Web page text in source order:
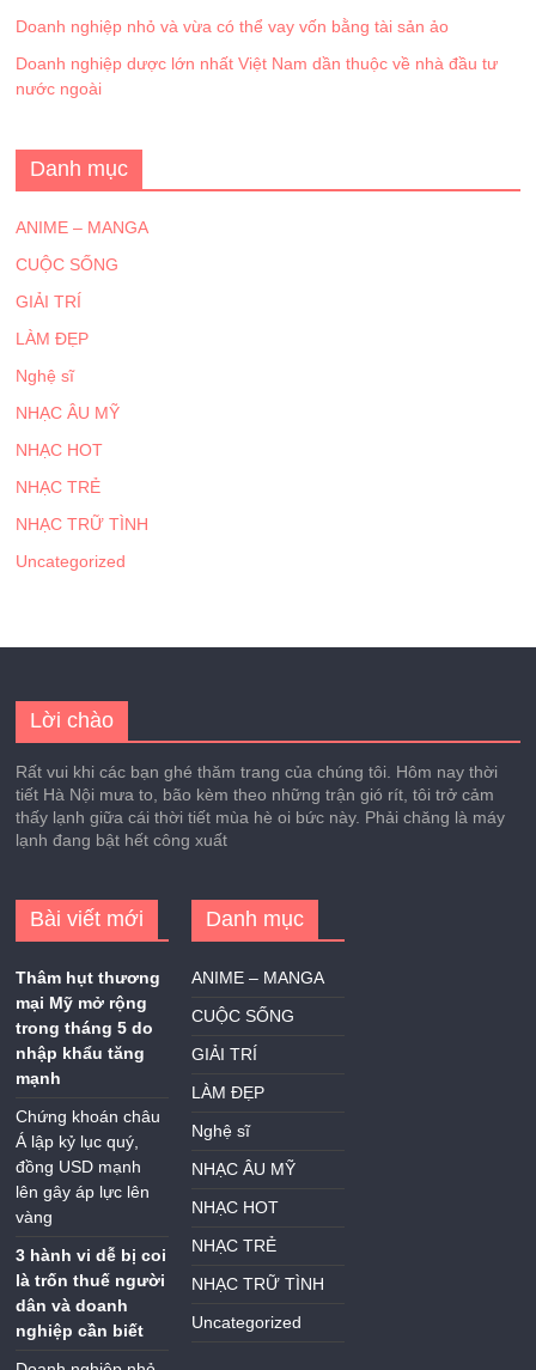
Doanh nghiệp nhỏ và vừa có thể vay vốn bằng tài sản ảo
Doanh nghiệp dược lớn nhất Việt Nam dần thuộc về nhà đầu tư
nước ngoài
Danh mục
ANIME – MANGA
CUỘC SỐNG
GIẢI TRÍ
LÀM ĐẸP
Nghệ sĩ
NHẠC ÂU MỸ
NHẠC HOT
NHẠC TRẺ
NHẠC TRỮ TÌNH
Uncategorized
Lời chào
Rất vui khi các bạn ghé thăm trang của chúng tôi. Hôm nay thời
tiết Hà Nội mưa to, bão kèm theo những trận gió rít, tôi trở cảm
thấy lạnh giữa cái thời tiết mùa hè oi bức này. Phải chăng là máy
lạnh đang bật hết công xuất
Bài viết mới
Thâm hụt thương
mại Mỹ mở rộng
trong tháng 5 do
nhập khẩu tăng
mạnh
Chứng khoán châu
Á lập kỷ lục quý,
đồng USD mạnh
lên gây áp lực lên
vàng
3 hành vi dễ bị coi
là trốn thuế người
dân và doanh
nghiệp cần biết
Danh mục
ANIME – MANGA
CUỘC SỐNG
GIẢI TRÍ
LÀM ĐẸP
Nghệ sĩ
NHẠC ÂU MỸ
NHẠC HOT
NHẠC TRẺ
NHẠC TRỮ TÌNH
Uncategorized